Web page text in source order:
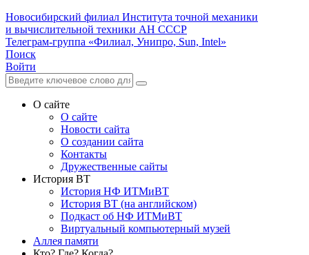
Новосибирский филиал Института точной механики
и вычислительной техники АН СССР
Телеграм-группа «Филиал, Унипро, Sun, Intel»
Поиск
Войти
О сайте
О сайте
Новости сайта
О создании сайта
Контакты
Дружественные сайты
История ВТ
История НФ ИТМиВТ
История ВТ (на английском)
Подкаст об НФ ИТМиВТ
Виртуальный компьютерный музей
Аллея памяти